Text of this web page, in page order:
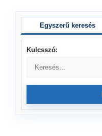
Egyszerű keresés
Kulcsszó: